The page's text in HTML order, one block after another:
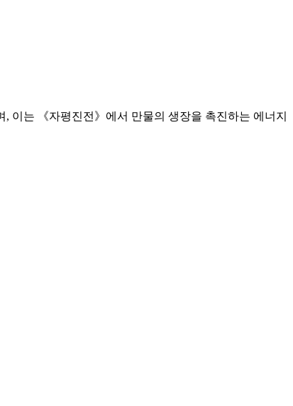
이는 《자평진전》에서 만물의 생장을 촉진하는 에너지